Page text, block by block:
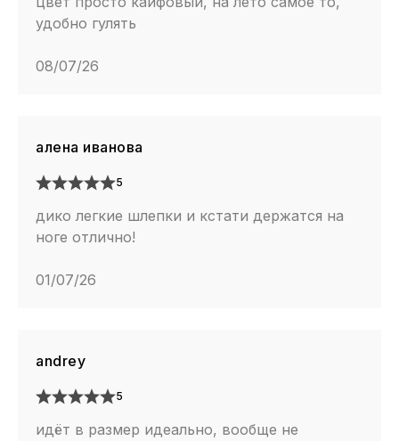
удобно гулять
08/07/26
алена иванова
5
дико легкие шлепки и кстати держатся на
ноге отлично!
01/07/26
andrey
5
идёт в размер идеально, вообще не